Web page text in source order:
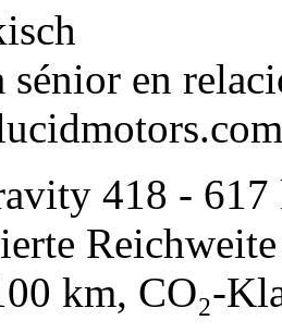
sénior en
418 -
km, CO₂-